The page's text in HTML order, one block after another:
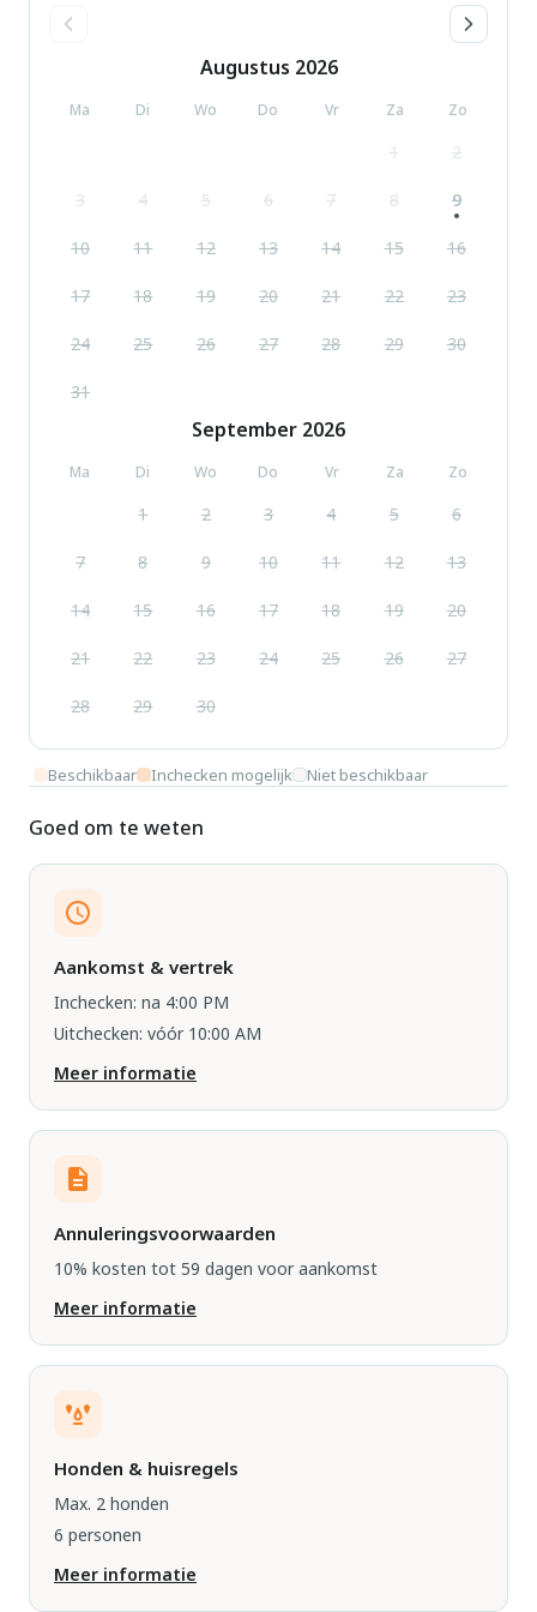
Augustus 2026
Ma Di Wo Do Vr Za Zo
1 2
3 4 5 6 7 8 9
10 11 12 13 14 15 16
17 18 19 20 21 22 23
24 25 26 27 28 29 30
31
September 2026
Ma Di Wo Do Vr Za Zo
1 2 3 4 5 6
7 8 9 10 11 12 13
14 15 16 17 18 19 20
21 22 23 24 25 26 27
28 29 30
Beschikbaar Inchecken mogelijk Niet beschikbaar
Goed om te weten
Aankomst & vertrek
Inchecken: na 4:00 PM
Uitchecken: vóór 10:00 AM
Meer informatie
Annuleringsvoorwaarden
10% kosten tot 59 dagen voor aankomst
Meer informatie
Honden & huisregels
Max. 2 honden
6 personen
Meer informatie